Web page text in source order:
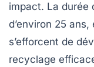
impact. La durée
d’environ 25
s’efforcent de
recyclage